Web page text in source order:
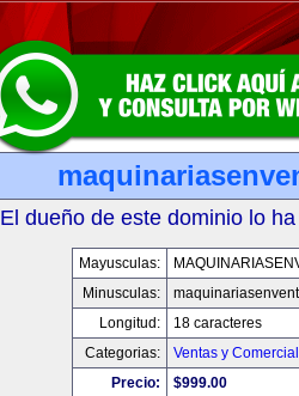
El dueño de este dominio lo
Mayusculas:
Minusculas:
Longitud:
18 caracteres
Categorias:
Ventas y
Precio:
$999.00